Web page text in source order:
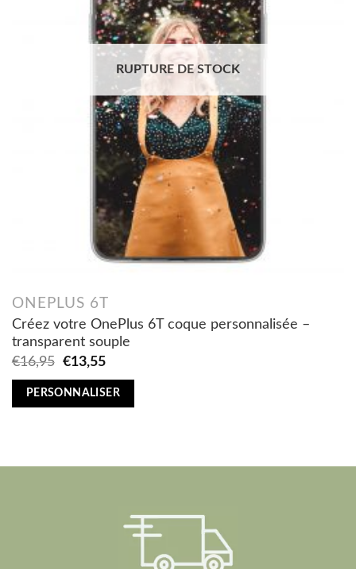
RUPTURE DE STOCK
ONEPLUS 6T
Créez votre OnePlus 6T coque personnalisée –
transparent souple
€16,95
Original
was:
€13,55Current
is:
PERSONNALISER